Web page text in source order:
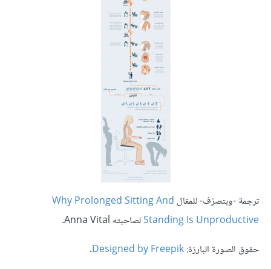
ترجمة -وبتصرّف- للمقال Why Prolonged Sitting And
Standing Is Unproductiveلصاحبته Anna Vital.
حقوق الصورة البارزة:Designed by Freepik
.